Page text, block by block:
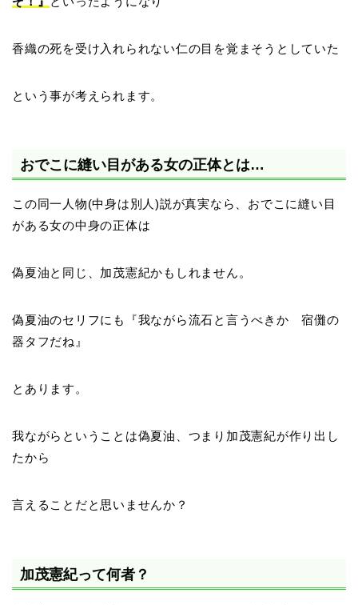
香織の死を受け入れられない仁の目を覚まそうとしていた
という事が考えられます。
おでこに縫い目がある女の正体とは…
この同一人物(中身は別人)説が真実なら、おでこに縫い目
がある女の中身の正体は
偽夏油と同じ、加茂憲紀かもしれません。
偽夏油のセリフにも『我ながら流石と言うべきか 宿儺の
器タフだね』
とあります。
我ながらということは偽夏油、つまり加茂憲紀が作り出し
たから
言えることだと思いませんか？
加茂憲紀って何者？